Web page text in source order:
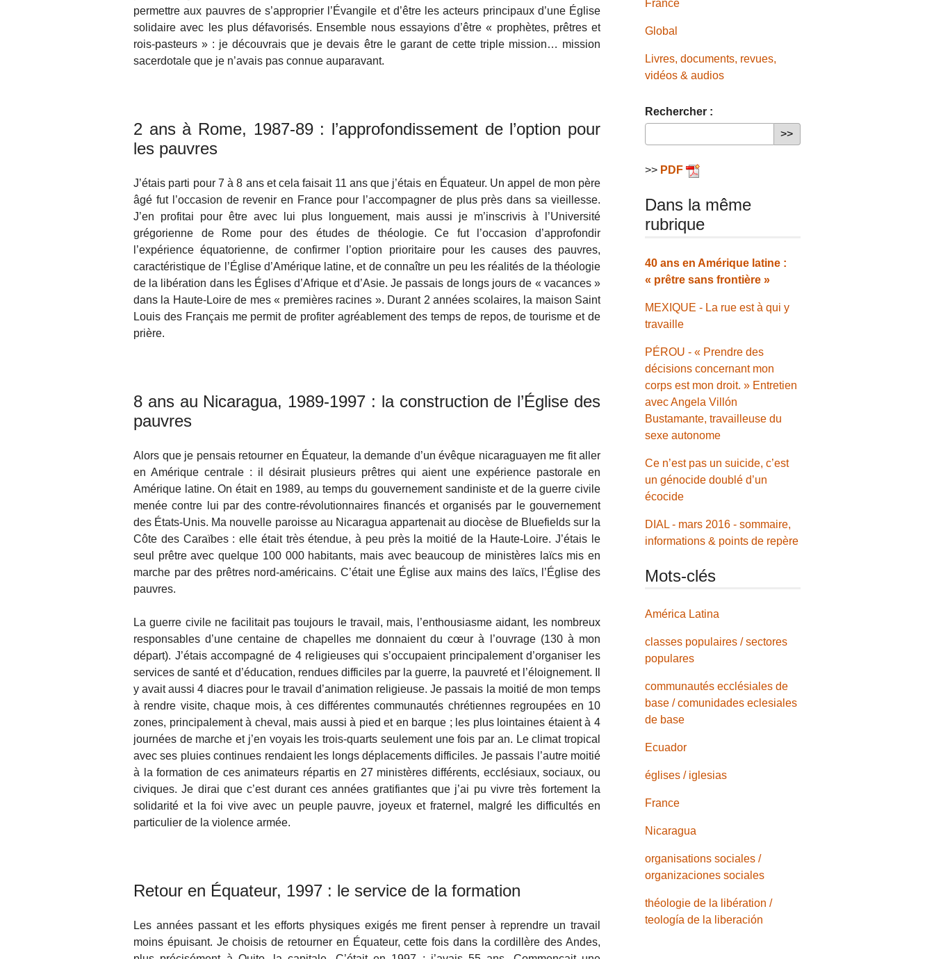
permettre aux pauvres de s’approprier l’Évangile et d’être les acteurs principaux d’une Église
solidaire avec les plus défavorisés. Ensemble nous essayions d’être « prophètes, prêtres et
rois-pasteurs » : je découvrais que je devais être le garant de cette triple mission… mission
sacerdotale que je n’avais pas connue auparavant.
2 ans à Rome, 1987-89 : l’approfondissement de l’option pour
les pauvres
J’étais parti pour 7 à 8 ans et cela faisait 11 ans que j’étais en Équateur. Un appel de mon père
âgé fut l’occasion de revenir en France pour l’accompagner de plus près dans sa vieillesse.
J’en profitai pour être avec lui plus longuement, mais aussi je m’inscrivis à l’Université
grégorienne de Rome pour des études de théologie. Ce fut l’occasion d’approfondir
l’expérience équatorienne, de confirmer l’option prioritaire pour les causes des pauvres,
caractéristique de l’Église d’Amérique latine, et de connaître un peu les réalités de la théologie
de la libération dans les Églises d’Afrique et d’Asie. Je passais de longs jours de « vacances »
dans la Haute-Loire de mes « premières racines ». Durant 2 années scolaires, la maison Saint
Louis des Français me permit de profiter agréablement des temps de repos, de tourisme et de
prière.
8 ans au Nicaragua, 1989-1997 : la construction de l’Église des
pauvres
Alors que je pensais retourner en Équateur, la demande d’un évêque nicaraguayen me fit aller
en Amérique centrale : il désirait plusieurs prêtres qui aient une expérience pastorale en
Amérique latine. On était en 1989, au temps du gouvernement sandiniste et de la guerre civile
menée contre lui par des contre-révolutionnaires financés et organisés par le gouvernement
des États-Unis. Ma nouvelle paroisse au Nicaragua appartenait au diocèse de Bluefields sur la
Côte des Caraïbes : elle était très étendue, à peu près la moitié de la Haute-Loire. J’étais le
seul prêtre avec quelque 100 000 habitants, mais avec beaucoup de ministères laïcs mis en
marche par des prêtres nord-américains. C’était une Église aux mains des laïcs, l’Église des
pauvres.
La guerre civile ne facilitait pas toujours le travail, mais, l’enthousiasme aidant, les nombreux
responsables d’une centaine de chapelles me donnaient du cœur à l’ouvrage (130 à mon
départ). J’étais accompagné de 4 religieuses qui s’occupaient principalement d’organiser les
services de santé et d’éducation, rendues difficiles par la guerre, la pauvreté et l’éloignement. Il
y avait aussi 4 diacres pour le travail d’animation religieuse. Je passais la moitié de mon temps
à rendre visite, chaque mois, à ces différentes communautés chrétiennes regroupées en 10
zones, principalement à cheval, mais aussi à pied et en barque ; les plus lointaines étaient à 4
journées de marche et j’en voyais les trois-quarts seulement une fois par an. Le climat tropical
avec ses pluies continues rendaient les longs déplacements difficiles. Je passais l’autre moitié
à la formation de ces animateurs répartis en 27 ministères différents, ecclésiaux, sociaux, ou
civiques. Je dirai que c’est durant ces années gratifiantes que j’ai pu vivre très fortement la
solidarité et la foi vive avec un peuple pauvre, joyeux et fraternel, malgré les difficultés en
particulier de la violence armée.
Retour en Équateur, 1997 : le service de la formation
Les années passant et les efforts physiques exigés me firent penser à reprendre un travail
moins épuisant. Je choisis de retourner en Équateur, cette fois dans la cordillère des Andes,
France
Global
Livres, documents, revues,
vidéos & audios
Rechercher :
>> PDF
Dans la même
rubrique
40 ans en Amérique latine :
« prêtre sans frontière »
MEXIQUE - La rue est à qui y
travaille
PÉROU - « Prendre des
décisions concernant mon
corps est mon droit. » Entretien
avec Angela Villón
Bustamante, travailleuse du
sexe autonome
Ce n’est pas un suicide, c’est
un génocide doublé d’un
écocide
DIAL - mars 2016 - sommaire,
informations & points de repère
Mots-clés
América Latina
classes populaires / sectores
populares
communautés ecclésiales de
base / comunidades eclesiales
de base
Ecuador
églises / iglesias
France
Nicaragua
organisations sociales /
organizaciones sociales
théologie de la libération /
teología de la liberación